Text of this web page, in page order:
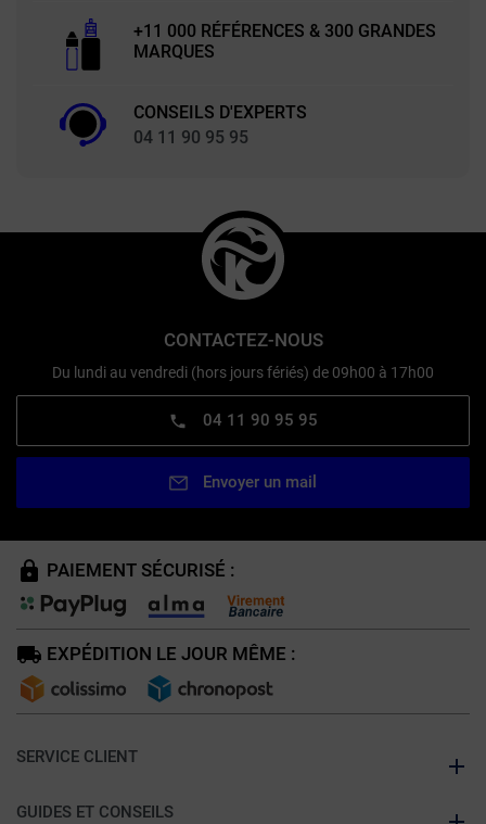
+11 000 RÉFÉRENCES & 300 GRANDES
MARQUES
CONSEILS D'EXPERTS
04 11 90 95 95
CONTACTEZ-NOUS
Du lundi au vendredi (hors jours fériés) de 09h00 à 17h00
04 11 90 95 95
Envoyer un mail
PAIEMENT SÉCURISÉ :
EXPÉDITION LE JOUR MÊME :
SERVICE CLIENT
GUIDES ET CONSEILS